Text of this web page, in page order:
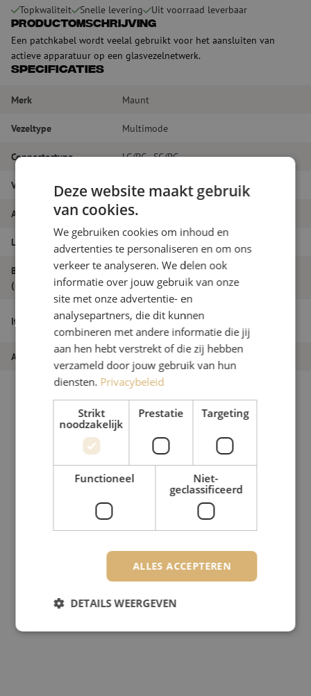
Topkwaliteit Snelle levering Uit voorraad leverbaar
Productomschrijving
Een patchkabel wordt veelal gebruikt voor het aansluiten van
actieve apparatuur op een glasvezelnetwerk.
Specificaties
Merk Maunt
Vezeltype Multimode
Connectortype LC/PC - SC/PC
Vezelsoort OM4
Aantal vezels Duplex
Lengte
Buitendiameter
(mm)
1.8
Itemnaam
Patchkabel duplex OM4, LC/PC-SC/PC,
1.8mm, 1m
Artikelnummer M20000101
Deze website maakt gebruik
van cookies.
We gebruiken cookies om inhoud en
advertenties te personaliseren en om ons
verkeer te analyseren. We delen ook
informatie over jouw gebruik van onze
site met onze advertentie- en
analysepartners, die dit kunnen
combineren met andere informatie die jij
aan hen hebt verstrekt of die zij hebben
verzameld door jouw gebruik van hun
diensten. Privacybeleid
Strikt
noodzakelijk
Prestatie Targeting
Functioneel
Niet-
geclassificeerd
ALLES ACCEPTEREN
DETAILS WEERGEVEN